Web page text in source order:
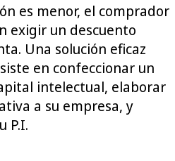
es menor, el comprador
exigir un descuento
Una solución eficaz
en confeccionar un
intelectual, elaborar
a su empresa, y
P.I.